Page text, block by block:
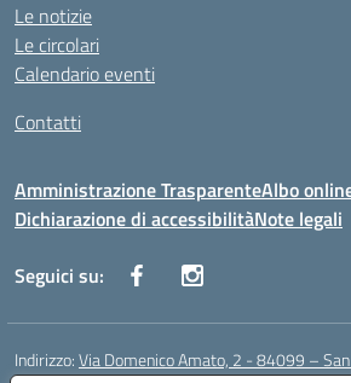
Le notizie
Le circolari
Calendario eventi
Contatti
Amministrazione TrasparenteAlbo
Dichiarazione di accessibilitàNote legali
Seguici su:
Indirizzo:Via Domenico Amato, 2 - 84099 –